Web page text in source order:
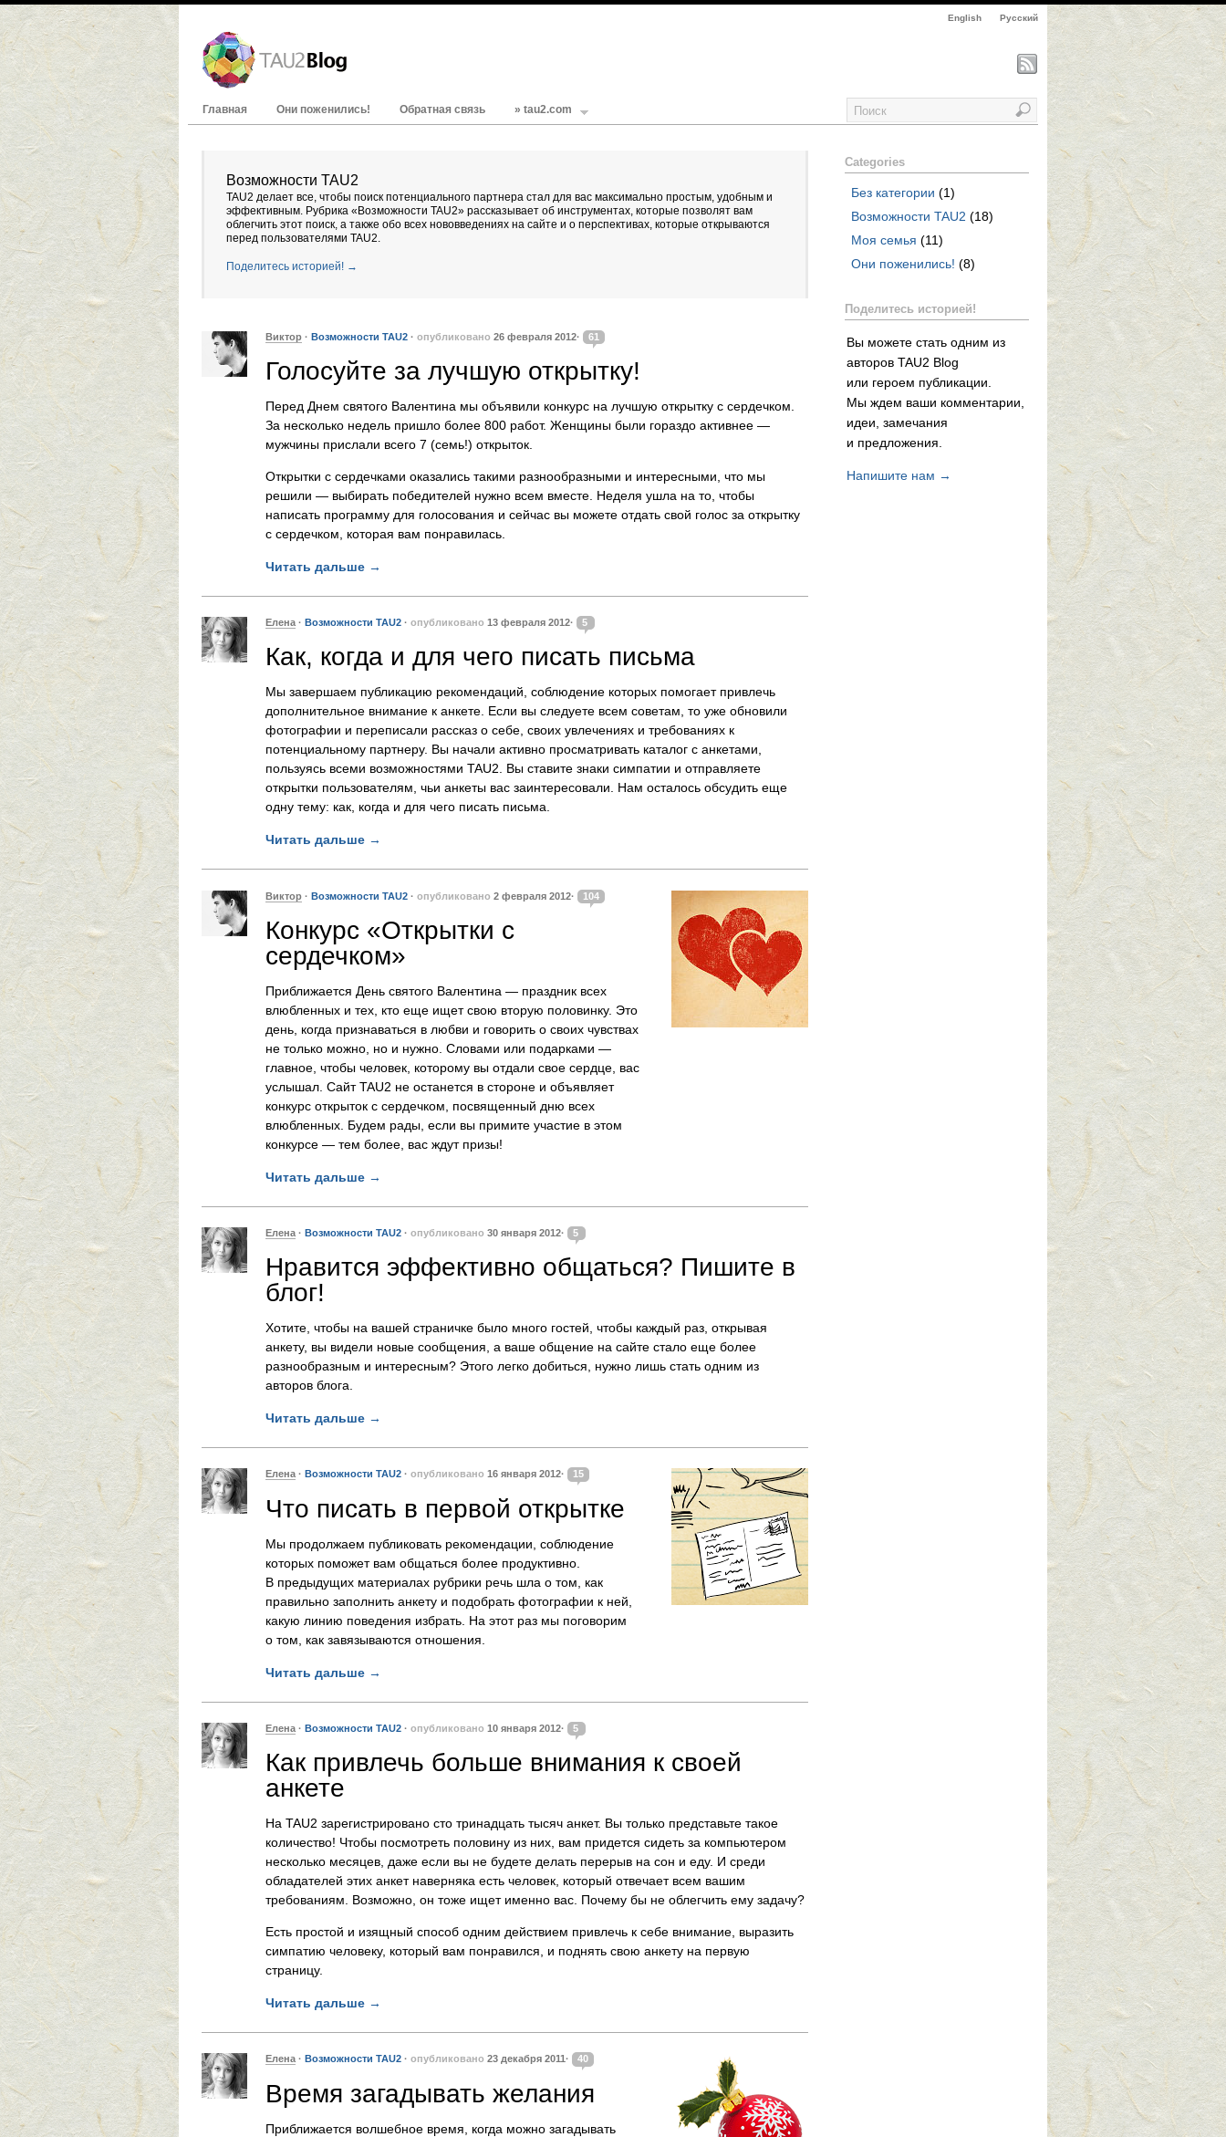
English Русский
Главная Они поженились! Обратная связь » tau2.com
Возможности TAU2
TAU2 делает все, чтобы поиск потенциального партнера стал для вас максимально простым, удобным и
эффективным. Рубрика «Возможности TAU2» рассказывает об инструментах, которые позволят вам
облегчить этот поиск, а также обо всех нововведениях на сайте и о перспективах, которые открываются
перед пользователями TAU2.
Поделитесь историей! →
Виктор · Возможности TAU2 · опубликовано 26 февраля 2012· 61
Голосуйте за лучшую открытку!
Перед Днем святого Валентина мы объявили конкурс на лучшую открытку с сердечком.
За несколько недель пришло более 800 работ. Женщины были гораздо активнее —
мужчины прислали всего 7 (семь!) открыток.
Открытки с сердечками оказались такими разнообразными и интересными, что мы
решили — выбирать победителей нужно всем вместе. Неделя ушла на то, чтобы
написать программу для голосования и сейчас вы можете отдать свой голос за открытку
с сердечком, которая вам понравилась.
Читать дальше →
Елена · Возможности TAU2 · опубликовано 13 февраля 2012· 5
Как, когда и для чего писать письма
Мы завершаем публикацию рекомендаций, соблюдение которых помогает привлечь
дополнительное внимание к анкете. Если вы следуете всем советам, то уже обновили
фотографии и переписали рассказ о себе, своих увлечениях и требованиях к
потенциальному партнеру. Вы начали активно просматривать каталог с анкетами,
пользуясь всеми возможностями TAU2. Вы ставите знаки симпатии и отправляете
открытки пользователям, чьи анкеты вас заинтересовали. Нам осталось обсудить еще
одну тему: как, когда и для чего писать письма.
Читать дальше →
Виктор · Возможности TAU2 · опубликовано 2 февраля 2012· 104
Конкурс «Открытки с
сердечком»
Приближается День святого Валентина — праздник всех
влюбленных и тех, кто еще ищет свою вторую половинку. Это
день, когда признаваться в любви и говорить о своих чувствах
не только можно, но и нужно. Словами или подарками —
главное, чтобы человек, которому вы отдали свое сердце, вас
услышал. Сайт TAU2 не останется в стороне и объявляет
конкурс открыток с сердечком, посвященный дню всех
влюбленных. Будем рады, если вы примите участие в этом
конкурсе — тем более, вас ждут призы!
Читать дальше →
Елена · Возможности TAU2 · опубликовано 30 января 2012· 5
Нравится эффективно общаться? Пишите в
блог!
Хотите, чтобы на вашей страничке было много гостей, чтобы каждый раз, открывая
анкету, вы видели новые сообщения, а ваше общение на сайте стало еще более
разнообразным и интересным? Этого легко добиться, нужно лишь стать одним из
авторов блога.
Читать дальше →
Елена · Возможности TAU2 · опубликовано 16 января 2012· 15
Что писать в первой открытке
Мы продолжаем публиковать рекомендации, соблюдение
которых поможет вам общаться более продуктивно.
В предыдущих материалах рубрики речь шла о том, как
правильно заполнить анкету и подобрать фотографии к ней,
какую линию поведения избрать. На этот раз мы поговорим
о том, как завязываются отношения.
Читать дальше →
Елена · Возможности TAU2 · опубликовано 10 января 2012· 5
Как привлечь больше внимания к своей
анкете
На TAU2 зарегистрировано сто тринадцать тысяч анкет. Вы только представьте такое
количество! Чтобы посмотреть половину из них, вам придется сидеть за компьютером
несколько месяцев, даже если вы не будете делать перерыв на сон и еду. И среди
обладателей этих анкет наверняка есть человек, который отвечает всем вашим
требованиям. Возможно, он тоже ищет именно вас. Почему бы не облегчить ему задачу?
Есть простой и изящный способ одним действием привлечь к себе внимание, выразить
симпатию человеку, который вам понравился, и поднять свою анкету на первую
страницу.
Читать дальше →
Елена · Возможности TAU2 · опубликовано 23 декабря 2011· 40
Время загадывать желания
Приближается волшебное время, когда можно загадывать
Categories
Без категории (1)
Возможности TAU2 (18)
Моя семья (11)
Они поженились! (8)
Поделитесь историей!
Вы можете стать одним из
авторов TAU2 Blog
или героем публикации.
Мы ждем ваши комментарии,
идеи, замечания
и предложения.
Напишите нам →